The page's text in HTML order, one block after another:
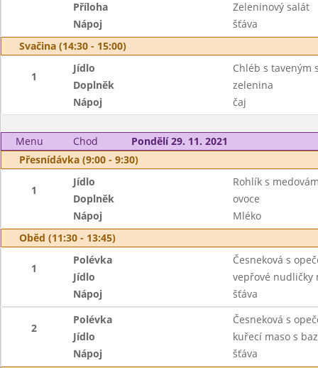
Příloha
Zeleninový salát
Nápoj
šťáva
Svačina (14:30 - 15:00)
1
Jídlo
Chléb s taveným
Doplněk
zelenina
Nápoj
čaj
Menu Chod
Pondělí 29. 11. 2021
Přesnídávka (9:00 - 9:30)
1
Jídlo
Rohlík s
Doplněk
ovoce
Nápoj
Mléko
Oběd (11:30 - 13:45)
1
Polévka
Česneková s
Jídlo
vepřové nudličky
Nápoj
šťáva
2
Polévka
Česneková s
Jídlo
kuřecí maso s
Nápoj
šťáva